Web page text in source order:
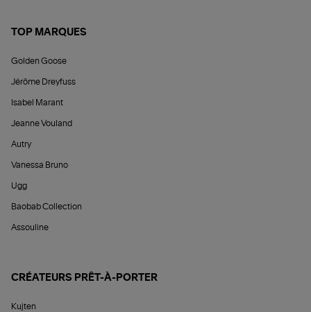
TOP MARQUES
Golden Goose
Jérôme Dreyfuss
Isabel Marant
Jeanne Vouland
Autry
Vanessa Bruno
Ugg
Baobab Collection
Assouline
CRÉATEURS PRÊT-À-PORTER
Kujten